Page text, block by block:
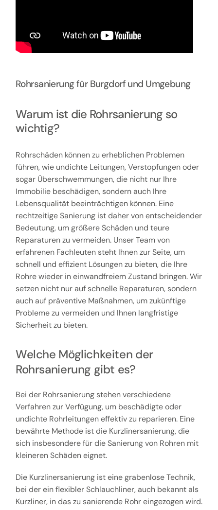
Rohrsanierung für Burgdorf und Umgebung
Warum ist die Rohrsanierung so
wichtig?
Rohrschäden können zu erheblichen Problemen
führen, wie undichte Leitungen, Verstopfungen oder
sogar Überschwemmungen, die nicht nur Ihre
Immobilie beschädigen, sondern auch Ihre
Lebensqualität beeinträchtigen können. Eine
rechtzeitige Sanierung ist daher von entscheidender
Bedeutung, um größere Schäden und teure
Reparaturen zu vermeiden. Unser Team von
erfahrenen Fachleuten steht Ihnen zur Seite, um
schnell und effizient Lösungen zu bieten, die Ihre
Rohre wieder in einwandfreiem Zustand bringen. Wir
setzen nicht nur auf schnelle Reparaturen, sondern
auch auf präventive Maßnahmen, um zukünftige
Probleme zu vermeiden und Ihnen langfristige
Sicherheit zu bieten.
Welche Möglichkeiten der
Rohrsanierung gibt es?
Bei der Rohrsanierung stehen verschiedene
Verfahren zur Verfügung, um beschädigte oder
undichte Rohrleitungen effektiv zu reparieren. Eine
bewährte Methode ist die Kurzlinersanierung, die
sich insbesondere für die Sanierung von Rohren mit
kleineren Schäden eignet.
Die Kurzlinersanierung ist eine grabenlose Technik,
bei der ein flexibler Schlauchliner, auch bekannt als
Kurzliner, in das zu sanierende Rohr eingezogen wird.